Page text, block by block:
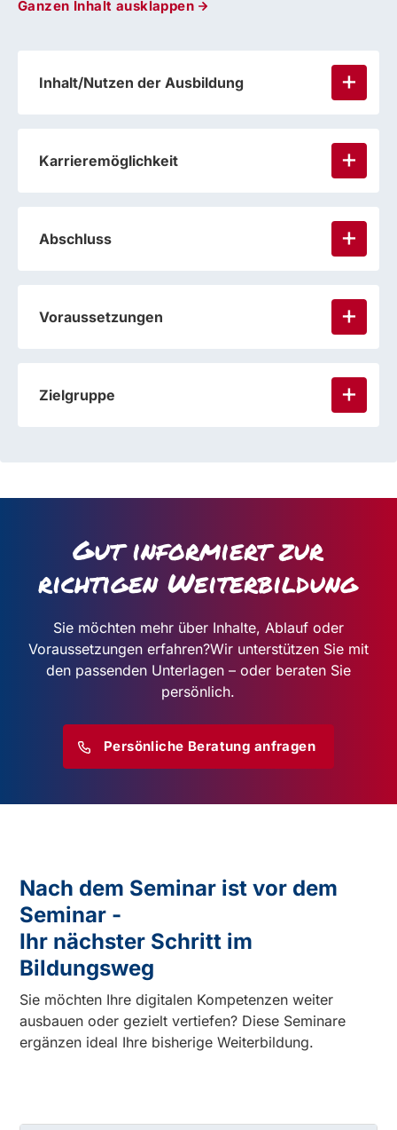
Ganzen Inhalt ausklappen
Inhalt/Nutzen der Ausbildung
Karrieremöglichkeit
Abschluss
Voraussetzungen
Zielgruppe
Gut informiert zur
richtigen Weiterbildung
Sie möchten mehr über Inhalte, Ablauf oder
Voraussetzungen erfahren?Wir unterstützen Sie mit
den passenden Unterlagen – oder beraten Sie
persönlich.
Persönliche Beratung anfragen
Nach dem Seminar ist vor dem
Seminar -
Ihr nächster Schritt im
Bildungsweg
Sie möchten Ihre digitalen Kompetenzen weiter
ausbauen oder gezielt vertiefen? Diese Seminare
ergänzen ideal Ihre bisherige Weiterbildung.